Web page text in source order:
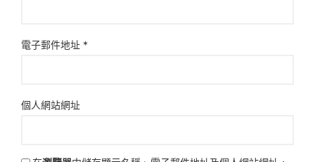
電子郵件地址 *
個人網站網址